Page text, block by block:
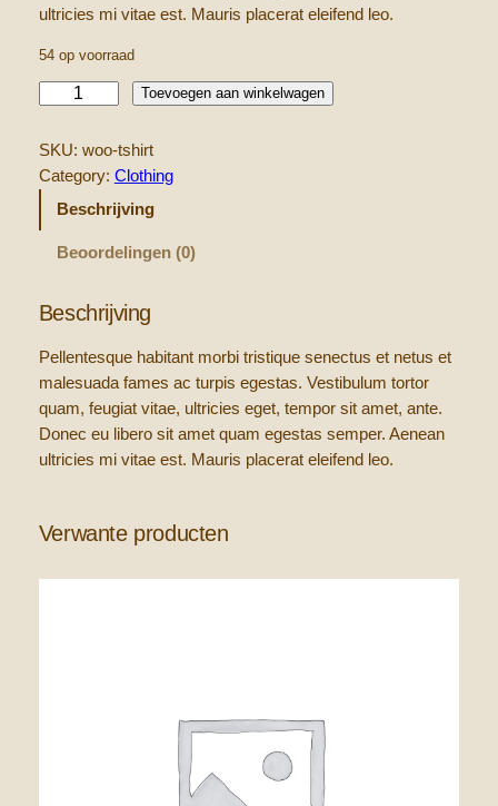
ultricies mi vitae est. Mauris placerat eleifend leo.
54 op voorraad
S
h
i
n
t
Toevoegen aan winkelwagen
SKU: woo-tshirt
Category: Clothing
Beschrijving
Beoordelingen (0)
Beschrijving
Pellentesque habitant morbi tristique senectus et netus et
malesuada fames ac turpis egestas. Vestibulum tortor
quam, feugiat vitae, ultricies eget, tempor sit amet, ante.
Donec eu libero sit amet quam egestas semper. Aenean
ultricies mi vitae est. Mauris placerat eleifend leo.
Verwante producten